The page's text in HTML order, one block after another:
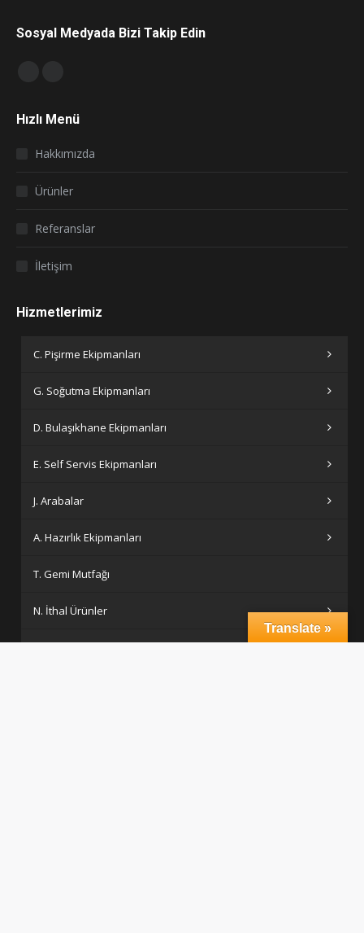
Sosyal Medyada Bizi Takip Edin
opens
window
opens
window
Hızlı Menü
Hakkımızda
Ürünler
Referanslar
İletişim
Hizmetlerimiz
C. Pişirme Ekipmanları
G. Soğutma Ekipmanları
D. Bulaşıkhane Ekipmanları
E. Self Servis Ekipmanları
J. Arabalar
A. Hazırlık Ekipmanları
T. Gemi Mutfağı
N. İthal Ürünler
Klinoks
Translate »